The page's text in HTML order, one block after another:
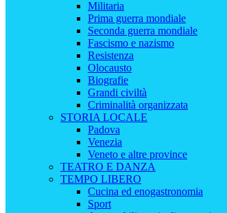
Militaria
Prima guerra mondiale
Seconda guerra mondiale
Fascismo e nazismo
Resistenza
Olocausto
Biografie
Grandi civiltà
Criminalità organizzata
STORIA LOCALE
Padova
Venezia
Veneto e altre province
TEATRO E DANZA
TEMPO LIBERO
Cucina ed enogastronomia
Sport